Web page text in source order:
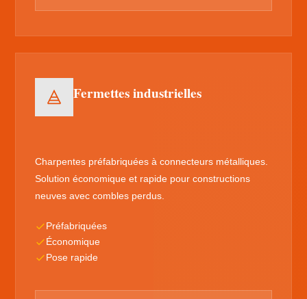
Fermettes industrielles
Charpentes préfabriquées à connecteurs métalliques.
Solution économique et rapide pour constructions
neuves avec combles perdus.
Préfabriquées
Économique
Pose rapide